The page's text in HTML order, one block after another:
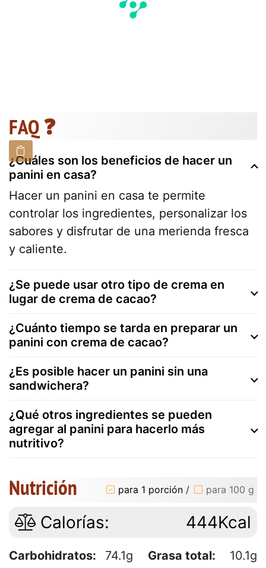
FAQ ❓
¿Cuáles son los beneficios de hacer un
panini en casa?
Hacer un panini en casa te permite
controlar los ingredientes, personalizar los
sabores y disfrutar de una merienda fresca
y caliente.
¿Se puede usar otro tipo de crema en
lugar de crema de cacao?
¿Cuánto tiempo se tarda en preparar un
panini con crema de cacao?
¿Es posible hacer un panini sin una
sandwichera?
¿Qué otros ingredientes se pueden
agregar al panini para hacerlo más
nutritivo?
Nutrición para 1 porción / para 100 g
Calorías: 444Kcal
Carbohidratos: 74.1g Grasa total:
10.1g